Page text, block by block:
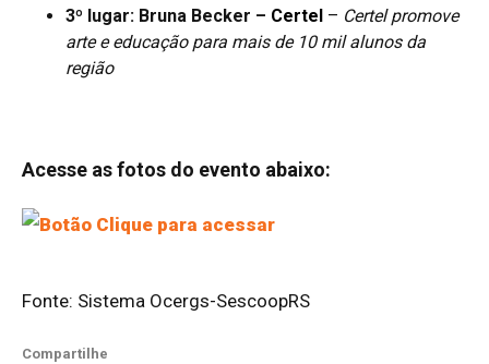
3º lugar: Bruna Becker – Certel – Certel promove
arte e educação para mais de 10 mil alunos da
região
Acesse as fotos do evento abaixo:
Fonte: Sistema Ocergs-SescoopRS
Compartilhe